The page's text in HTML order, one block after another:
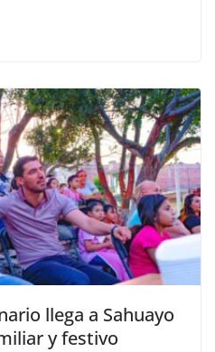
llega a Sahuayo
y festivo